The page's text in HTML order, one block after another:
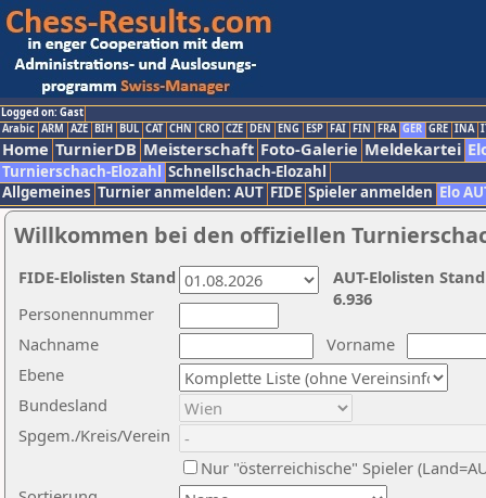
Logged on: Gast
Arabic ARM AZE BIH BUL CAT CHN CRO CZE DEN ENG ESP FAI FIN FRA GER GRE INA
Home TurnierDB Meisterschaft Foto-Galerie Meldekartei
Turnierschach-Elozahl Schnellschach-Elozahl
Allgemeines Turnier anmelden: AUT FIDE Spieler anmelden Elo
Willkommen bei den offiziellen
Nachname
Vorname
Ebene
Personennummer
Bundesland
Spgem./Kreis/Verein
Nur "österreichische" Spieler
AUT-Elolisten
6.936
FIDE-Elolisten Stand